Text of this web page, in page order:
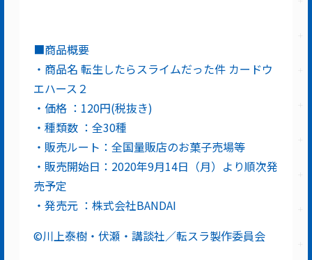
■商品概要
・商品名 転生したらスライムだった件 カードウ
エハース２
・価格 ：120円(税抜き)
・種類数 ：全30種
・販売ルート：全国量販店のお菓子売場等
・販売開始日：2020年9月14日（月）より順次発
売予定
・発売元 ：株式会社BANDAI
©川上泰樹・伏瀬・講談社／転スラ製作委員会